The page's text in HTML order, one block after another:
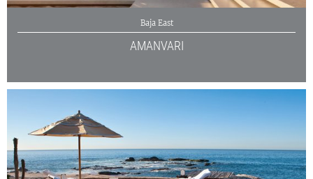
Baja East
AMANVARI